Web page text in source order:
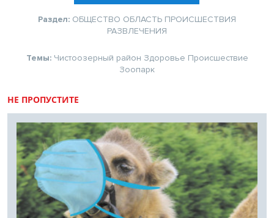
Раздел: ОБЩЕСТВО ОБЛАСТЬ ПРОИСШЕСТВИЯ
РАЗВЛЕЧЕНИЯ
Темы: Чистоозерный район Здоровье Происшествие
Зоопарк
НЕ ПРОПУСТИТЕ